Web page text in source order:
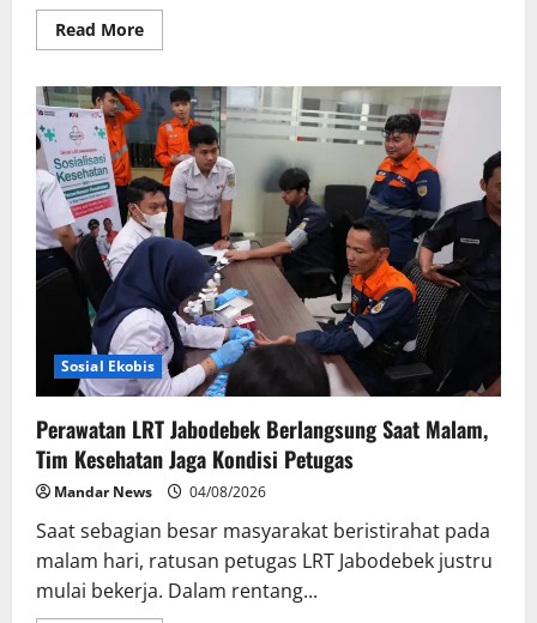
Read MoreRead
more
BRIF
Sunday
Auto
Corner,
BRI
Finance
Mudahkan
Warga
Bali
Wujudkan
Mobil
Impian
Sosial Ekobis
Perawatan LRT Jabodebek Berlangsung Saat Malam,
Tim Kesehatan Jaga Kondisi Petugas
Mandar News 04/08/2026
Saat sebagian besar masyarakat beristirahat pada
malam hari, ratusan petugas LRT Jabodebek justru
mulai bekerja. Dalam rentang...